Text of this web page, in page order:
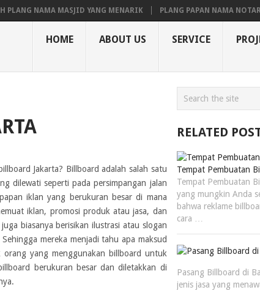
MASJID YANG MENARIK PLANG PAPAN NAMA NOTARIS
HOME ABOUT US SERVICE
Jakarta? Billboard adalah salah satu
dilewati seperti pada persimpangan jalan
iklan yang berukuran besar di mana
iklan, promosi produk atau jasa, dan
biasanya berisikan ilustrasi atau slogan
mereka menjadi tahu apa maksud
yang menggunakan billboard untuk
berukuran besar dan diletakkan di
RELATED
Tempat Pembuatan
Tempat Pembuatan
yang mungkin Anda
bahwa reklame
cara …
Pasang Billboard di
jenis jasa yang